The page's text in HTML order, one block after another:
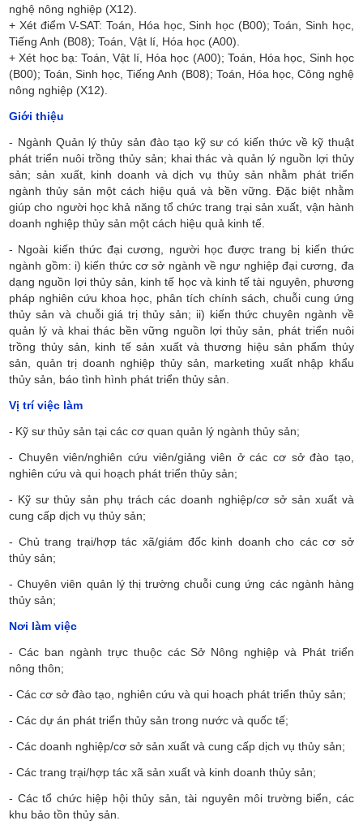
nghệ nông nghiệp (X12).
+ Xét điểm V-SAT: Toán, Hóa học, Sinh học (B00); Toán, Sinh học,
Tiếng Anh (B08); Toán, Vật lí, Hóa học (A00).
+ Xét học bạ: Toán, Vật lí, Hóa học (A00); Toán, Hóa học, Sinh học
(B00); Toán, Sinh học, Tiếng Anh (B08); Toán, Hóa học, Công nghệ
nông nghiệp (X12).
Giới thiệu
- Ngành Quản lý thủy sản đào tạo kỹ sư có kiến thức về kỹ thuật
phát triển nuôi trồng thủy sản; khai thác và quản lý nguồn lợi thủy
sản; sản xuất, kinh doanh và dịch vụ thủy sản nhằm phát triển
ngành thủy sản một cách hiệu quả và bền vững. Đặc biệt nhằm
giúp cho người học khả năng tổ chức trang trại sản xuất, vận hành
doanh nghiệp thủy sản một cách hiệu quả kinh tế.
- Ngoài kiến thức đại cương, người học được trang bị kiến thức
ngành gồm: i) kiến thức cơ sở ngành về ngư nghiệp đại cương, đa
dạng nguồn lợi thủy sản, kinh tế học và kinh tế tài nguyên, phương
pháp nghiên cứu khoa học, phân tích chính sách, chuỗi cung ứng
thủy sản và chuỗi giá trị thủy sản; ii) kiến thức chuyên ngành về
quản lý và khai thác bền vững nguồn lợi thủy sản, phát triển nuôi
trồng thủy sản, kinh tế sản xuất và thương hiệu sản phẩm thủy
sản, quản trị doanh nghiệp thủy sản, marketing xuất nhập khẩu
thủy sản, báo tình hình phát triển thủy sản.
Vị trí việc làm
- Kỹ sư thủy sản tại các cơ quan quản lý ngành thủy sản;
- Chuyên viên/nghiên cứu viên/giảng viên ở các cơ sở đào tạo,
nghiên cứu và qui hoạch phát triển thủy sản;
- Kỹ sư thủy sản phụ trách các doanh nghiệp/cơ sở sản xuất và
cung cấp dịch vụ thủy sản;
- Chủ trang trại/hợp tác xã/giám đốc kinh doanh cho các cơ sở
thủy sản;
- Chuyên viên quản lý thị trường chuỗi cung ứng các ngành hàng
thủy sản;
Nơi làm việc
- Các ban ngành trực thuộc các Sở Nông nghiệp và Phát triển
nông thôn;
- Các cơ sở đào tạo, nghiên cứu và qui hoạch phát triển thủy sản;
- Các dự án phát triển thủy sản trong nước và quốc tế;
- Các doanh nghiệp/cơ sở sản xuất và cung cấp dịch vụ thủy sản;
- Các trang trại/hợp tác xã sản xuất và kinh doanh thủy sản;
- Các tổ chức hiệp hội thủy sản, tài nguyên môi trường biển, các
khu bảo tồn thủy sản.